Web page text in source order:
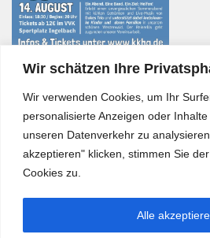
Wir schätzen Ihre
Wir verwenden Cookies, um Ihr
personalisierte Anzeigen oder
unseren Datenverkehr zu
akzeptieren" klicken, stimmen Sie
Cookies zu.
Alle